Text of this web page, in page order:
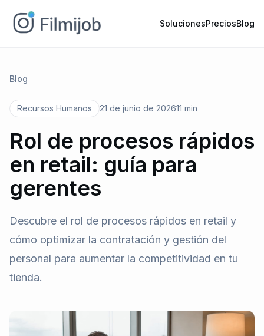
SolucionesPreciosBlog
Blog
Recursos Humanos 21 de junio de 202611 min
Rol de procesos rápidos
en retail: guía para
gerentes
Descubre el rol de procesos rápidos en retail y
cómo optimizar la contratación y gestión del
personal para aumentar la competitividad en tu
tienda.